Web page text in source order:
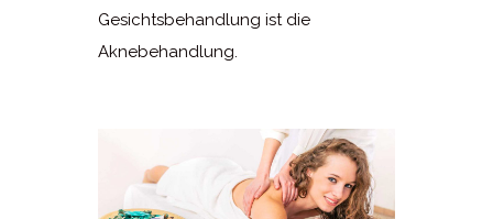
Gesichtsbehandlung ist die
Aknebehandlung.